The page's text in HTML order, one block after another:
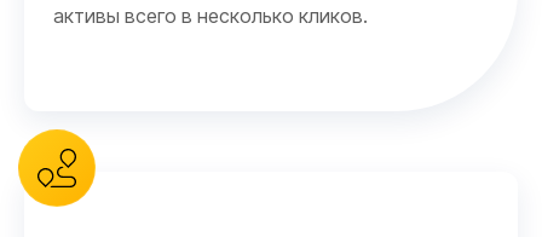
активы всего в несколько кликов.